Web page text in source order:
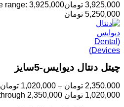
3,925,000 تومان
5,250,000 تومان
چیتل دنتال دیوایس-5سایز
2,350,000 تومان –
1,020,000 تومان
1,020,000 تومان through 2,350,000 تومان